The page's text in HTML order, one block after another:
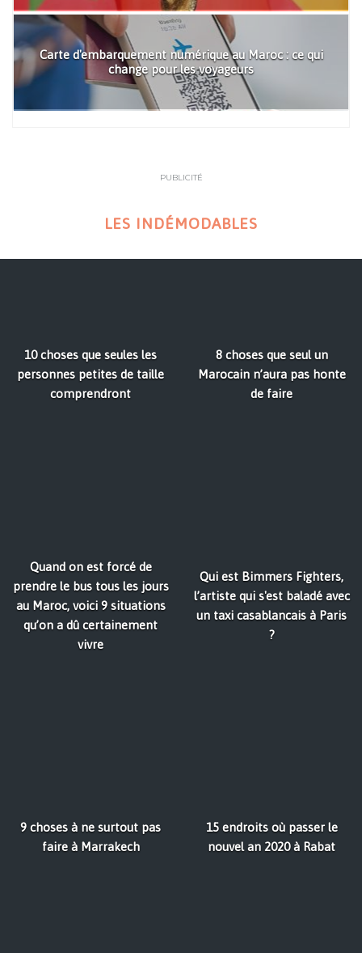
Carte d'embarquement numérique au Maroc : ce qui
change pour les voyageurs
PUBLICITÉ
LES INDÉMODABLES
10 choses que seules les
personnes petites de taille
comprendront
8 choses que seul un
Marocain n’aura pas honte
de faire
Quand on est forcé de
prendre le bus tous les jours
au Maroc, voici 9 situations
qu’on a dû certainement
vivre
Qui est Bimmers Fighters,
l’artiste qui s'est baladé avec
un taxi casablancais à Paris
?
9 choses à ne surtout pas
faire à Marrakech
15 endroits où passer le
nouvel an 2020 à Rabat